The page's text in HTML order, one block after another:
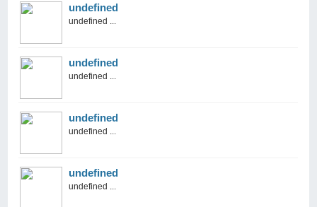
undefined
undefined ...
undefined
undefined ...
undefined
undefined ...
undefined
undefined ...